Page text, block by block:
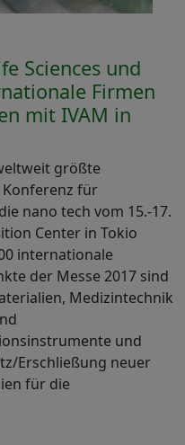
Sciences und
Firmen
mit IVAM in
größte
für
nano tech vom 15.-17.
Center in Tokio
internationale
der Messe 2017 sind
Medizintechnik
und
Erschließung neuer
für die